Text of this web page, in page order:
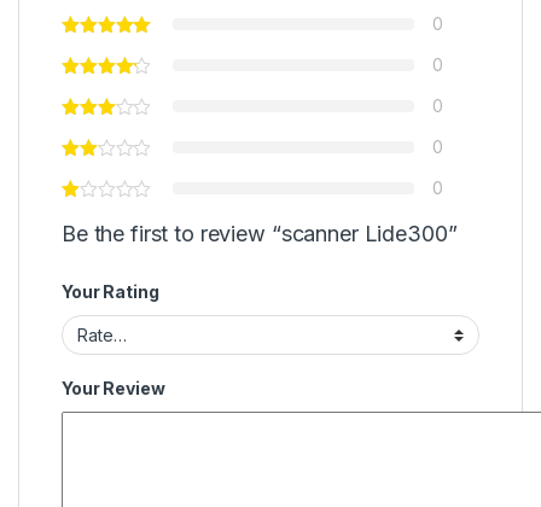
0
0
0
0
0
Be the first to review “scanner Lide300”
Your Rating
Your Review